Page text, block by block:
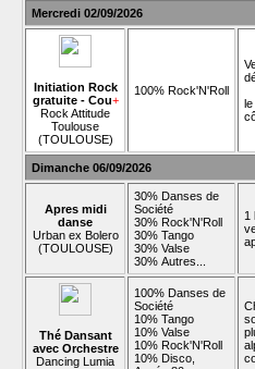
Mercredi 02/09/2026
Initiation Rock
gratuite - Cou+
Rock Attitude
Toulouse
(TOULOUSE)
100% Rock'N'Roll
Dimanche 06/09/2026
Apres midi
danse
Urban ex Bolero
(TOULOUSE)
30% Danses de
Société
30% Rock'N'Roll
30% Tango
30% Valse
30% Autres...
1
Thé Dansant
avec Orchestre
Dancing Lumia
100% Danses de
Société
10% Tango
10% Valse
10% Rock'N'Roll
10% Disco,